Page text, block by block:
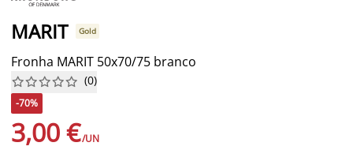
MARIT Gold
Fronha MARIT 50x70/75 branco





 (0)
-70%
3,00 €/UN